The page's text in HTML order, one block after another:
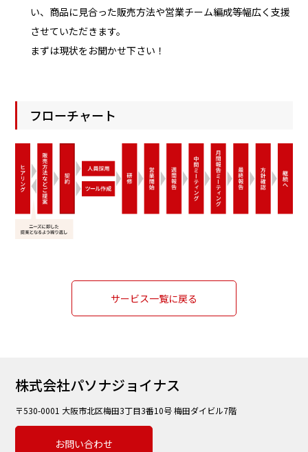
い、商品に見合った販売方法や営業チーム編成等幅広く支援
させていただきます。
まずは現状をお聞かせ下さい！
フローチャート
サービス一覧に戻る
株式会社パソナジョイナス
〒530-0001 大阪市北区梅田3丁目3番10号 梅田ダイビル7階
お問い合わせ